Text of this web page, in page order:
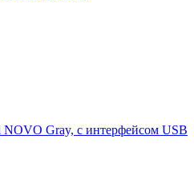
NOVO Gray, с интерфейсом USB